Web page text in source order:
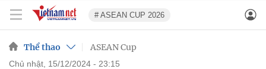
# ASEAN CUP 2026
Thể thao ASEAN Cup
chủ nhật, 15/12/2024 - 23:15